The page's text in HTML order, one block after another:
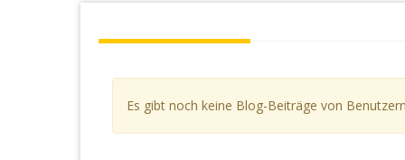
Es gibt noch keine Blog-Beiträge von